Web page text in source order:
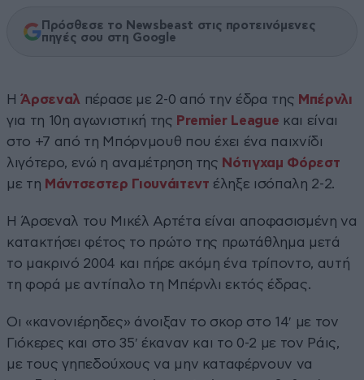
Πρόσθεσε το Newsbeast στις προτεινόμενες
πηγές σου στη Google
ΗΆρσεναλ πέρασε με 2-0 από την έδρα της Μπέρνλι
για τη 10η αγωνιστική της Premier League και είναι
στο +7 από τη Μπόρνμουθ που έχει ένα παιχνίδι
λιγότερο, ενώ η αναμέτρηση της Νότιγχαμ Φόρεστ
με τη Μάντσεστερ Γιουνάιτεντ έληξε ισόπαλη 2-2.
Η Άρσεναλ του Μικέλ Αρτέτα είναι αποφασισμένη να
κατακτήσει φέτος το πρώτο της πρωτάθλημα μετά
το μακρινό 2004 και πήρε ακόμη ένα τρίποντο, αυτή
τη φορά με αντίπαλο τη Μπέρνλι εκτός έδρας.
Οι «κανονιέρηδες» άνοιξαν το σκορ στο 14′ με τον
Γιόκερες και στο 35′ έκαναν και το 0-2 με τον Ράις,
με τους γηπεδούχους να μην καταφέρνουν να